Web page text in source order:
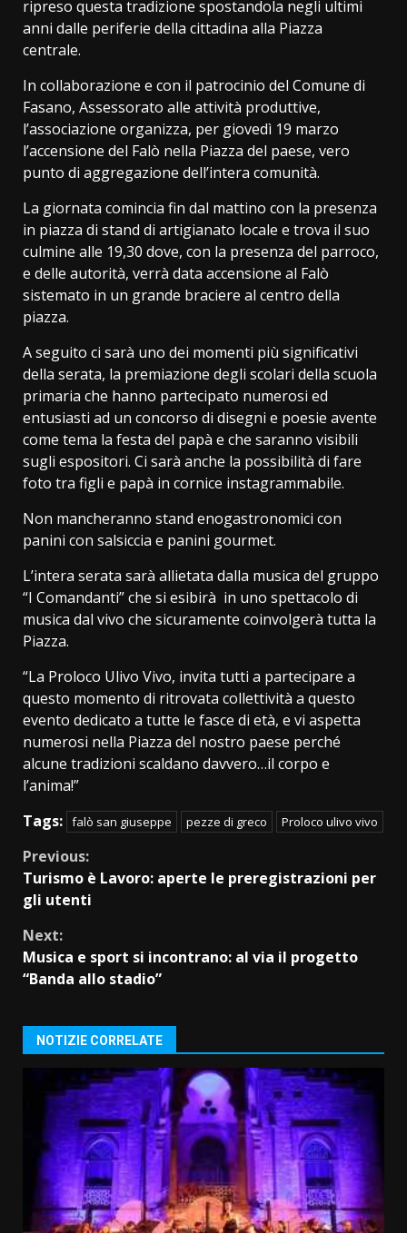
ripreso questa tradizione spostandola negli ultimi
anni dalle periferie della cittadina alla Piazza
centrale.
In collaborazione e con il patrocinio del Comune di
Fasano, Assessorato alle attività produttive,
l’associazione organizza, per giovedì 19 marzo
l’accensione del Falò nella Piazza del paese, vero
punto di aggregazione dell’intera comunità.
La giornata comincia fin dal mattino con la presenza
in piazza di stand di artigianato locale e trova il suo
culmine alle 19,30 dove, con la presenza del parroco,
e delle autorità, verrà data accensione al Falò
sistemato in un grande braciere al centro della
piazza.
A seguito ci sarà uno dei momenti più significativi
della serata, la premiazione degli scolari della scuola
primaria che hanno partecipato numerosi ed
entusiasti ad un concorso di disegni e poesie avente
come tema la festa del papà e che saranno visibili
sugli espositori. Ci sarà anche la possibilità di fare
foto tra figli e papà in cornice instagrammabile.
Non mancheranno stand enogastronomici con
panini con salsiccia e panini gourmet.
L’intera serata sarà allietata dalla musica del gruppo
“I Comandanti” che si esibirà in uno spettacolo di
musica dal vivo che sicuramente coinvolgerà tutta la
Piazza.
“La Proloco Ulivo Vivo, invita tutti a partecipare a
questo momento di ritrovata collettività a questo
evento dedicato a tutte le fasce di età, e vi aspetta
numerosi nella Piazza del nostro paese perché
alcune tradizioni scaldano davvero…il corpo e
l’anima!”
Tags: falò san giuseppe pezze di greco Proloco ulivo vivo
Continue
Reading
Previous:
Turismo è Lavoro: aperte le preregistrazioni per
gli utenti
Next:
Musica e sport si incontrano: al via il progetto
“Banda allo stadio”
NOTIZIE CORRELATE